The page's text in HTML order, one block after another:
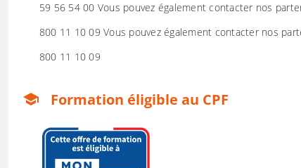
59 56 54 00 Vous pouvez également contacter nos
800 11 10 09 Vous pouvez également contacter nos
800 11 10 09
school Formation éligible au CPF